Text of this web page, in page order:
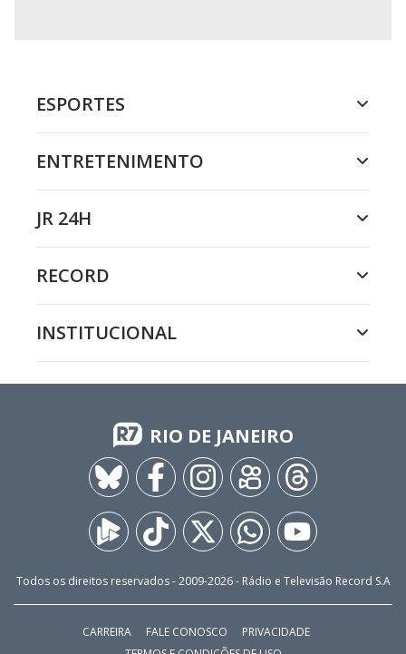
ESPORTES
ENTRETENIMENTO
JR 24H
RECORD
INSTITUCIONAL
RIO DE JANEIRO
Todos os direitos reservados - 2009-2026- Rádio e Televisão Record S.A
CARREIRA FALE CONOSCO
PRIVACIDADE